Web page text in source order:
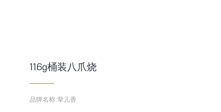
116g桶装八爪烧
品牌名称:辈儿香